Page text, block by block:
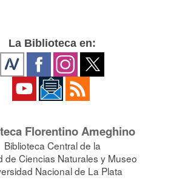
La Biblioteca en:
Florentino Ameghino
Biblioteca Central de la
de Ciencias Naturales y Museo
Nacional de La Plata